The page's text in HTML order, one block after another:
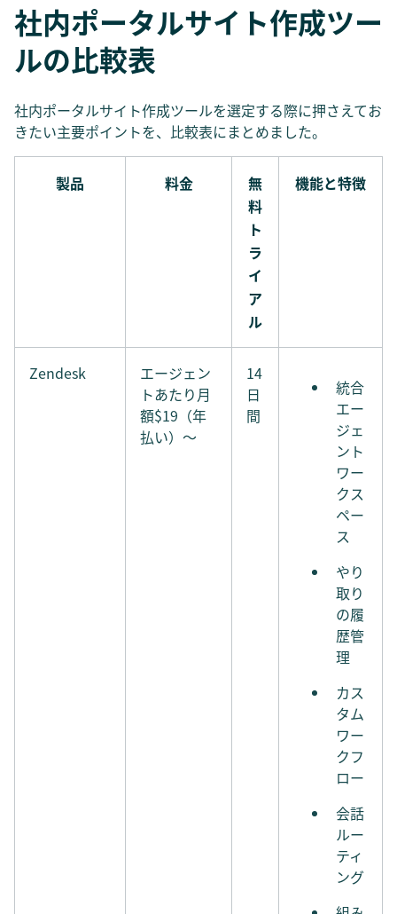
社内ポータルサイト作成ツー
ルの比較表
社内ポータルサイト作成ツールを選定する際に押さえてお
きたい主要ポイントを、比較表にまとめました。
製品 料金
無
料
ト
ラ
イ
ア
ル
機能と特徴
Zendesk
エージェン
トあたり月
額$19（年
払い）〜
14
日
間
統合
エー
ジェ
ント
ワー
クス
ペー
ス
やり
取り
の履
歴管
理
カス
タム
ワー
クフ
ロー
会話
ルー
ティ
ング